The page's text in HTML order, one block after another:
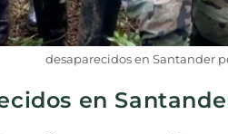
desaparecidos en Santander
en